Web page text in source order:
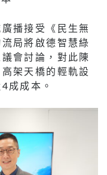
播接受《民生無
局將啟德智慧綠
會討論，對此陳
架天橋的輕軌設
成成本。